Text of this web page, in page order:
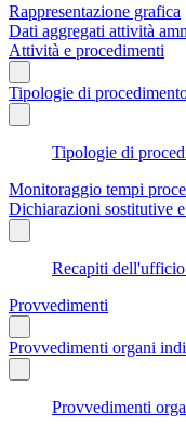
Rappresentazione grafica
Dati aggregati attività
Attività e procedimenti
Tipologie di
Tipologie di
Monitoraggio tempi
Dichiarazioni sostitutive
Recapiti dell'ufficio
Provvedimenti
Provvedimenti organi
Provvedimenti